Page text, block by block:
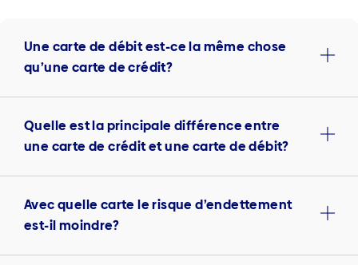
Une carte de débit est-ce la même chose
qu’une carte de crédit?
Quelle est la principale différence entre
une carte de crédit et une carte de débit?
Avec quelle carte le risque d’endettement
est-il moindre?